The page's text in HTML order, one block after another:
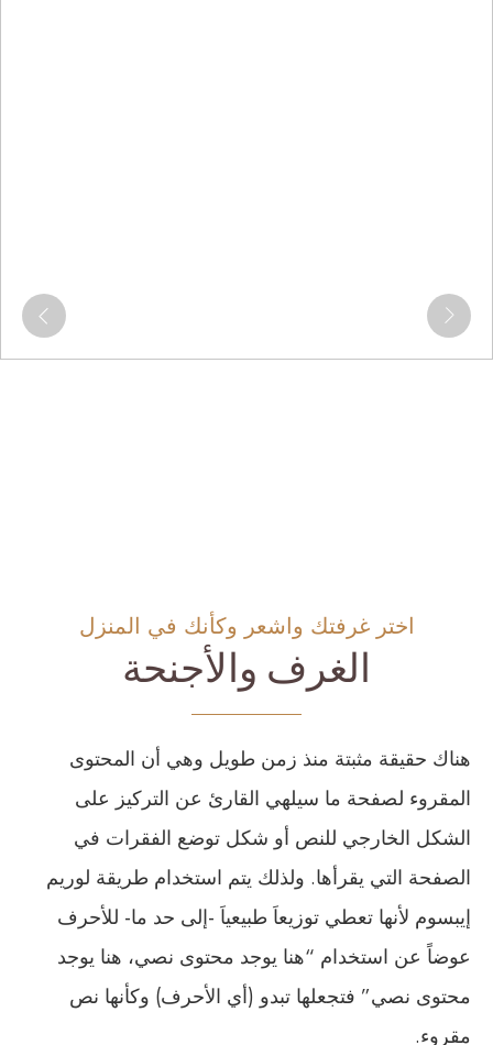
الغرف والأجنحة
اختر غرفتك واشعر وكأنك في المنزل
هناك حقيقة مثبتة منذ زمن طويل وهي أن المحتوى
المقروء لصفحة ما سيلهي القارئ عن التركيز على
الشكل الخارجي للنص أو شكل توضع الفقرات في
الصفحة التي يقرأها. ولذلك يتم استخدام طريقة لوريم
إيبسوم لأنها تعطي توزيعاَ طبيعياَ -إلى حد ما- للأحرف
عوضاً عن استخدام “هنا يوجد محتوى نصي، هنا يوجد
محتوى نصي” فتجعلها تبدو (أي الأحرف) وكأنها نص
مقروء.